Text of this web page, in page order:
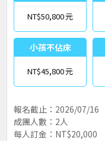
NT$50,800
小孩不佔床
NT$45,800
報名截止：2026/07/16
成團人數：2人
每人訂金：NT$20,000